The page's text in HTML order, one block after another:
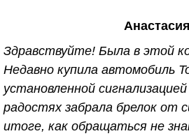
Здесь много уточняют какая
машина, а потом начинают
клиентам на дорогих машинах
так вот; исходя из этого
характеристиках. Вернёмся к
первой машине сигнализацию
Анастасия
Здравствуйте! Была в этой
Недавно купила автомобиль
установленной
радостях забрала брелок от
итоге, как обращаться не